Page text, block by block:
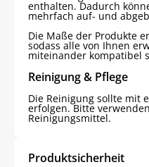
enthalten. Dadurch
mehrfach auf- und
Die Maße der Produkte
sodass alle von Ihnen
miteinander kompatibel
Reinigung & Pflege
Die Reinigung sollte mit
erfolgen. Bitte
Reinigungsmittel.
Produktsicherheit